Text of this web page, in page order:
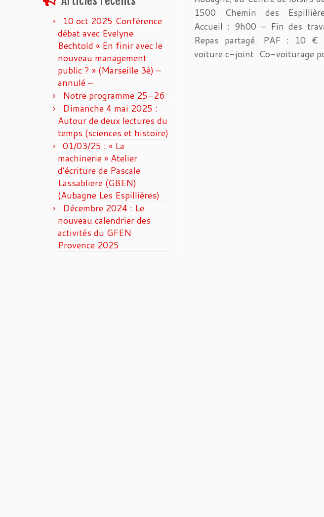
10 oct 2025 Conférence
débat avec Evelyne
Bechtold « En finir avec le
nouveau management
public ? » (Marseille 3è) –
annulé –
Notre programme 25-26
Dimanche 4 mai 2025 :
Autour de deux lectures du
temps (sciences et histoire)
01/03/25 : « La
machinerie » Atelier
d’écriture de Pascale
Lassabliere (GBEN)
(Aubagne Les Espillières)
Décembre 2024 : Le
nouveau calendrier des
activités du GFEN
Provence 2025
1500 Chemin des
Accueil : 9h00 – Fin des
Repas partagé. PAF : 10 €
voiture c-joint Co-voiturage